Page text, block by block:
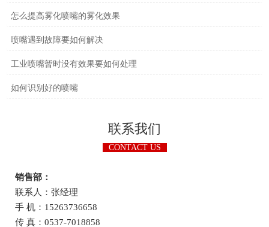
怎么提高雾化喷嘴的雾化效果
喷嘴遇到故障要如何解决
工业喷嘴暂时没有效果要如何处理
如何识别好的喷嘴
联系我们
CONTACT US
销售部：
联系人：张经理
手 机：15263736658
传 真：0537-7018858